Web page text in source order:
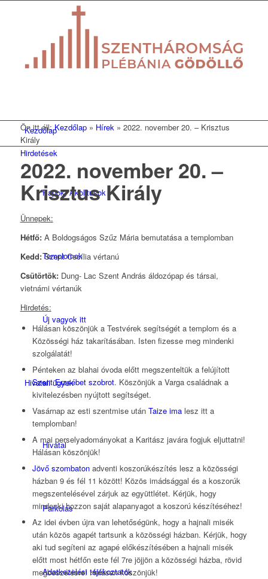
Kezdőlap
Papok, Akolitusok
Templomok
Új vagyok itt
Hivatali ügyek
Hivatal
Parkolás
Adatkezelési tájékoztatók
Ön itt áll: Kezdőlap » Hírek » 2022. november 20. – Krisztus
Király
Hirdetések
2022. november 20. –
Krisztus Király
Ünnepek:
Hétfő:A Boldogságos Szűz Mária bemutatása a templomban
Kedd:Szent Cecília vértanú
Csütörtök:Dung- Lac Szent András áldozópap és társai,
vietnámi vértanúk
Hirdetés:
Hálásan köszönjük a Testvérek segítségét a templom és a
Közösségi ház takarításában. Isten fizesse meg mindenki
szolgálatát!
Pénteken az blahai óvoda előtt megszenteltük a felújított
Szent Erzsébet szobrot. Köszönjük a Varga családnak a
kivitelezésben nyújtott segítséget.
Vasárnap az esti szentmise után Taize imalesz itt a
templomban!
A mai perselyadományokat a Karitász javára fogjuk eljuttatni!
Hálásan köszönjük!
Jövő szombatonadventi koszorúkészítés lesz a közösségi
házban 9 és fél 11 között! Közös imádsággal és a koszorúk
megszentelésével zárjuk az együttlétet. Kérjük, hogy
mindenki hozzon saját alapanyagot a koszorú készítéséhez!
Az idei évben újra van lehetőségünk, hogy a hajnali misék
után közös agapét tartsunk a közösségi házban. Kérjük, hogy
aki tud segíteni az agapé előkészítésében a hajnali misék
előtt most hétfőn este fél 7re jöjjön a közösségi házba, rövid
megbeszélésre! Hálásan köszönjük!